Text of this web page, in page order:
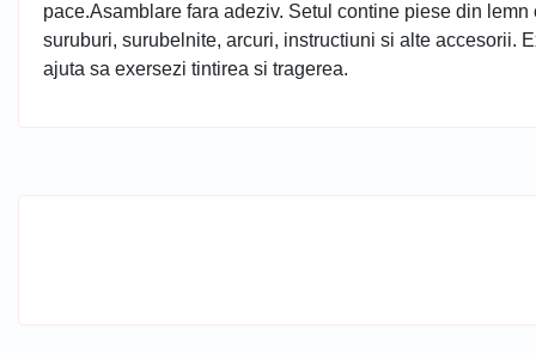
pace.Asamblare fara adeziv. Setul contine piese din
suruburi, surubelnite, arcuri, instructiuni si alte accesorii.
ajuta sa exersezi tintirea si tragerea.